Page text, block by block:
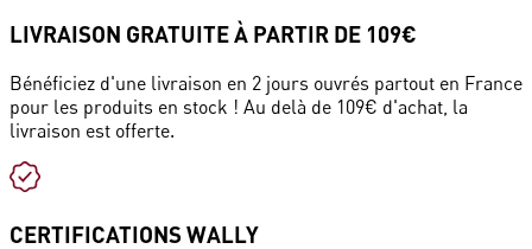
LIVRAISON GRATUITE À PARTIR DE 109€
Bénéficiez d'une livraison en 2 jours ouvrés partout en France
pour les produits en stock ! Au delà de 109€ d'achat, la
livraison est offerte.
CERTIFICATIONS WALLY